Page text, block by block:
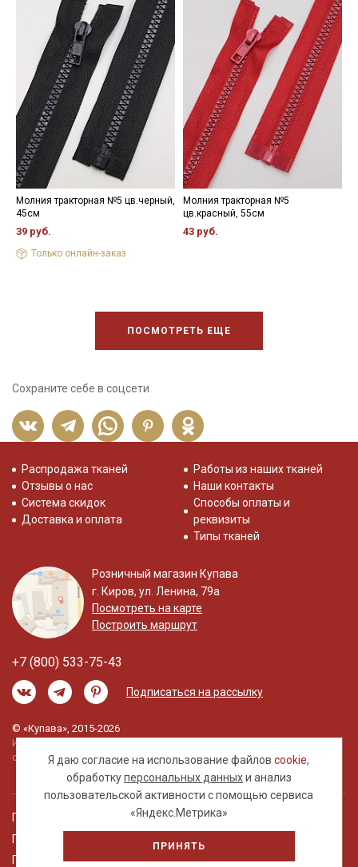
Молния тракторная №5 цв.черный,
45см
39 руб.
Только онлайн-заказ
Молния тракторная №5
цв.красный, 55см
43 руб.
ПОСМОТРЕТЬ ЕЩЕ
Сохраните себе в соцсети
Я даю согласие на использование файловcookie,
обработкуперсональных данныхи анализ
пользовательской активности с помощью сервиса
«Яндекс.Метрика»
ПРИНЯТЬ
Распродажа тканей
Отзывы о нас
Система скидок
Доставка и оплата
Работы из наших тканей
Наши контакты
Способы оплаты и
реквизиты
Типы тканей
Розничный магазин Купава
г. Киров, ул. Ленина, 79а
Посмотреть на карте
Построить маршрут
+7 (800) 533-75-43
Подписаться на рассылку
© «Купава», 2015-2026
Информация на сайте не является публичной
офертой.
Правовая информация
Политика обработки персональных данных
Пользовательское соглашение